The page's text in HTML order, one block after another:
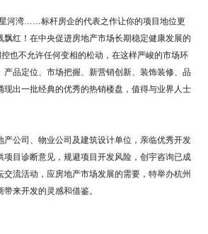
河湾……标杆房企的代表之作让你的项目地位更
红！在中央促进房地产市场长期稳定健康发展的
也不允许任何变相的松动，在这样严峻的市场环
品定位、市场把握、新营销创新、装饰装修、品
出一批经典的优秀的热销楼盘，值得与业界人士
公司、物业公司及建筑设计单位，亲临优秀开发
目诊断意见，规避项目开发风险，创宇咨询已成
流活动，应房地产市场发展的需要，特举办杭州
来开发的灵感和借鉴。